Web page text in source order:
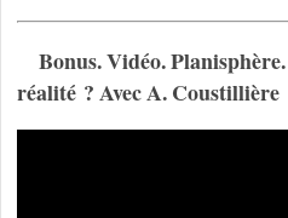
Bonus. Vidéo.
réalité ? Avec A. Coustillière